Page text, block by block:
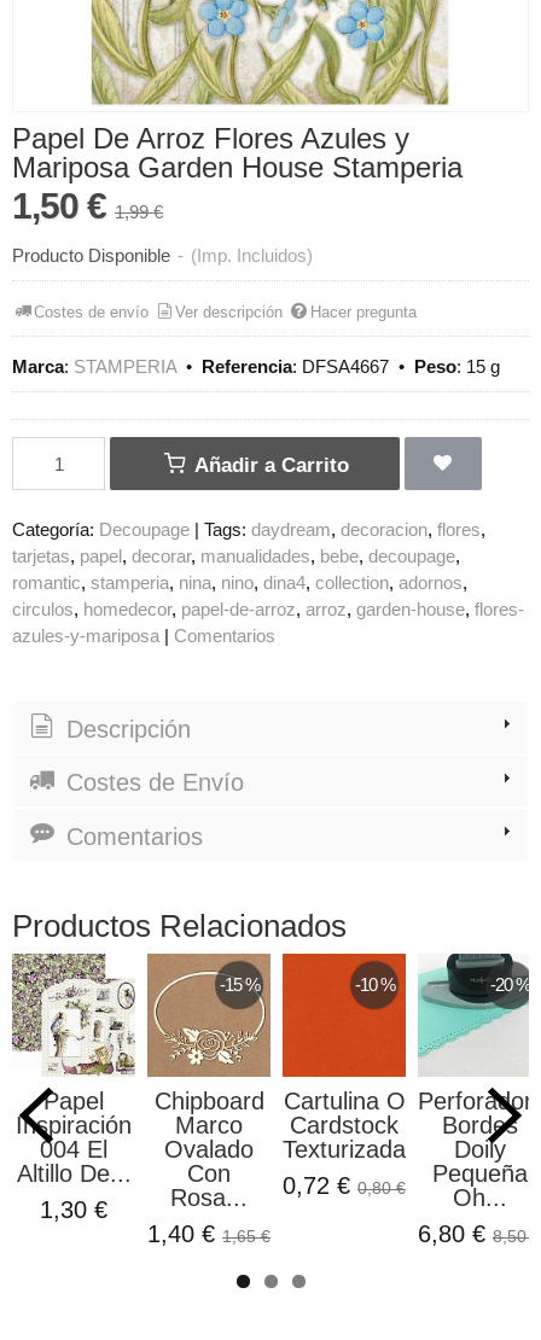
Papel De Arroz Flores Azules y
Mariposa Garden House Stamperia
1,50 € 1,99 €
Producto Disponible - (Imp. Incluidos)
Costes de envío Ver descripción Hacer pregunta
Marca: STAMPERIA• Referencia: DFSA4667 • Peso: 15 g
Añadir a Carrito
Categoría: Decoupage Tags: daydream decoracion flores
tarjetas papel decorar manualidades bebe decoupage
romantic stamperia nina nino dina4 collection adornos
circulos
homedecor papel-de-arroz arroz garden-house flores-
azules-y-mariposa
Comentarios
Descripción
Costes de Envío
Comentarios
Productos Relacionados
Papel
Inspiración
004 El
Altillo De...
1,30 €
-15 %
Chipboard
Marco
Ovalado
Con
Rosa...
1,40 € 1,65 €
-10 %
Cartulina O
Cardstock
Texturizada...
0,72 € 0,80 €
-20 %
Bordes
Doily
Pequeña
Oh...
6,80 € 8,50 €